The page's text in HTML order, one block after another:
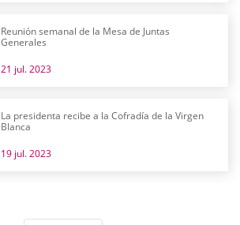
Reunión semanal de la Mesa de Juntas
Generales
21 jul. 2023
La presidenta recibe a la Cofradía de la Virgen
Blanca
19 jul. 2023